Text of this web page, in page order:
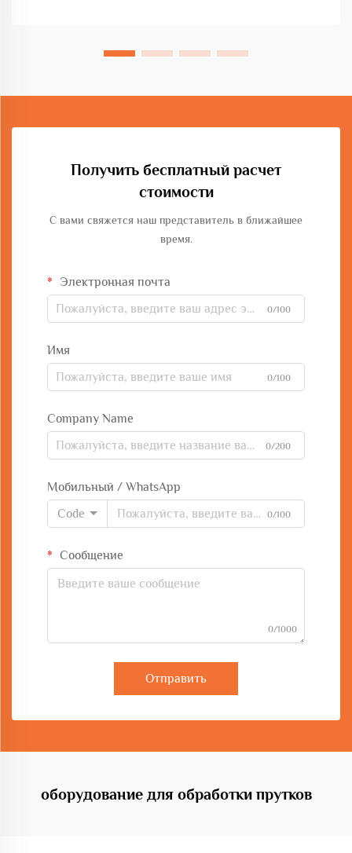
Получить бесплатный расчет
стоимости
С вами свяжется наш представитель в ближайшее
время.
Электронная почта
0/100
Имя
0/100
Company Name
0/200
Мобильный / WhatsApp
Code
0/100
Сообщение
0/1000
Отправить
оборудование для обработки прутков